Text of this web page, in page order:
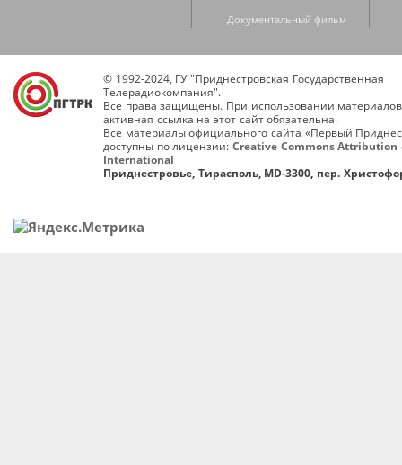
Документальный фильм
© 1992-2024, ГУ "Приднестровская Государственная
Телерадиокомпания".
Все права защищены. При использовании
активная ссылка на этот сайт обязательна.
Все материалы официального сайта «Первый
доступны по лицензии: Creative Commons Attribution
International
Приднестровье, Тирасполь, MD-3300, пер.